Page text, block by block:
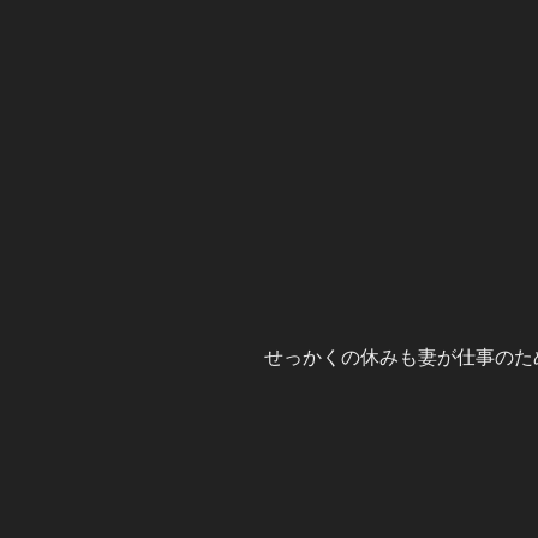
せっかくの休みも妻が仕事のた